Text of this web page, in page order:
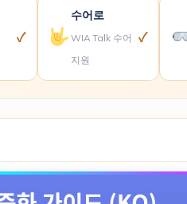
✓
수어로
WIA Talk 수어
지원
✓